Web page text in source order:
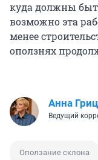
куда должны
возможно эта
менее
оползнях
Анна
Ведущий
Оползание склона